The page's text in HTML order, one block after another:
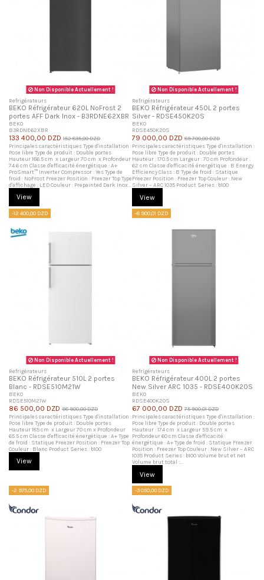
Non Disponible Actuellement !
Refrigérateurs
BEKO Réfrigérateur 620L NoFrost 2
portes AFF Dark Inox - B3RDNE62XBR
BEKO
B3RDNE62XBR
133 400,00 DZD 152 835,00 DZD
Principales caractéristiques Type d'installation :
Pose libre Type de produit : Double portes
Hauteur 186.5 cm x Largeur 70 cm x Profondeur
74.6 cm Classe d'efficacité énergétique : A+
ProSmart™ Inverter Compressor : Yes Type de
froid : NoFrost Freezer Position : Freezer Top Type
d'affichage : LED Couleur : Prepainted Dark Inox...
View
Non Disponible Actuellement !
Refrigérateurs
BEKO Réfrigérateur 450L 2 portes
Silver - RDSE450K20S
BEKO
RDSE450K20S
79 000,00 DZD 89 700,00 DZD
Principales caractéristiques Type d'installation :
Pose libre Type de produit : Double portes
Hauteur : 170.5 cm Largeur : 70 cm Profondeur :
62 cm Classe d'efficacité énergétique : B Energy
Efficiency Class : B Type de froid : Statique
Freezer Position : Freezer Top Couleur : New
Silver – ARC 1035 Product Series : b100
View
-12 400,00 DZD
Non Disponible Actuellement !
Refrigérateurs
BEKO Réfrigérateur 510L 2 portes
Blanc - RDSE510M21W
BEKO
RDSE510M21W
86 500,00 DZD 98 900,00 DZD
Principales caractéristiques Type d'installation :
Pose libre Type de produit : Double portes
Hauteur 185 cm x Largeur 70 cm x Profondeur
65.5 cm Classe d'efficacité énergétique : A+ Type
de froid : Statique Freezer Position : Freezer Top
Couleur : Blanc Product Series : b100
View
-8 900,01 DZD
Non Disponible Actuellement !
Refrigérateurs
BEKO Réfrigérateur 400L 2 portes
New Silver ARC 1035 - RDSE400K20S
BEKO
RDSE400K20S
67 000,00 DZD 75 900,01 DZD
Principales caractéristiques Type d'installation :
Pose libre Type de produit : Double portes
Hauteur : 174 cm x Largeur 59.5 cm x
Profondeur 60 cm Classe d'efficacité
énergétique : A+ Type de froid : Statique Freezer
Position : Freezer Top Couleur : New Silver – ARC
1035 Product Series : b100 Volume brut et net
Volume brut total :...
View
-2 975,00 DZD -3 050,00 DZD